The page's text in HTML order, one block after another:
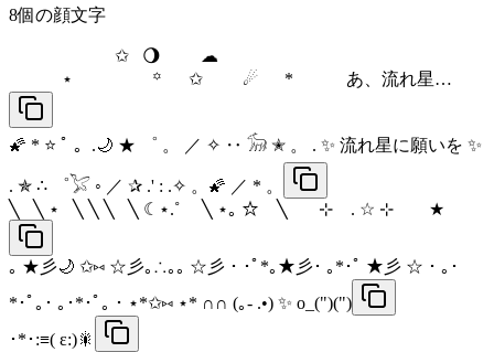
8個の顔文字
⠀⠀⠀⠀⠀⠀⠀⠀✩⠀🌖⠀⠀⠀︎︎☁︎︎
⠀⠀⠀⠀⋆⠀⠀⠀⠀⠀⠀꙳⠀⠀✩⠀⠀⠀☄︎⠀⠀*⠀⠀⠀⠀あ、流れ星…
🌠 * ⭐ ﾟ 。.🌙 ★ ゜ 。 ／ ✧ ‥ 𓃘 ✭ 。 . ✨ 流れ星に願いを ✨
. ✯ ∴ ゜𓅯 ◦ ／ ✰ .' : .✧ 。🌠 ／ * 。
╲⠀╲ ⋆⠀╲ ╲ ╲⠀╲ ☾⋆.˚ ⠀ ╲ ⋆｡ ☆⠀ ╲⠀⠀ ⊹ ⠀. ☆ ⊹ ⠀⠀ ★
｡ ★彡🌙 ✩⑅ ☆彡｡∴｡｡ ☆彡 ･ ･ﾟ*｡★彡･ ｡*･ﾟ ★彡 ☆ ･ ｡･
*･ﾟ｡･ ｡･*･ﾟ｡ ･ ⋆*✩⑅ ⋆* ∩∩ (｡- .•) ✨ o_(")(")
･*･:≡( ε:)🎇